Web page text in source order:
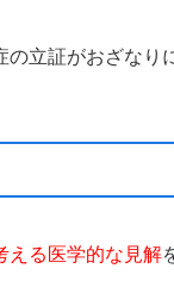
の立証がおざなり
える医学的な見解